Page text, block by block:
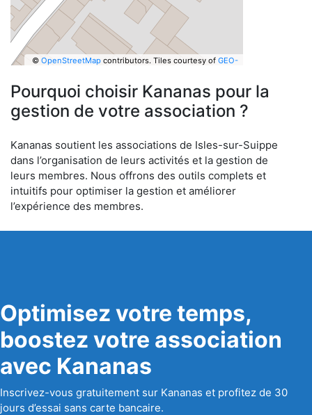
© OpenStreetMapcontributors. Tiles courtesy of GEO-
Pourquoi choisir Kananas pour la
gestion de votre association ?
Kananas soutient les associations de Isles-sur-Suippe
dans l’organisation de leurs activités et la gestion de
leurs membres. Nous offrons des outils complets et
intuitifs pour optimiser la gestion et améliorer
l’expérience des membres.
Optimisez votre temps,
boostez votre association
avec Kananas
Inscrivez-vous gratuitement sur Kananas et profitez de 30
jours d’essai sans carte bancaire.